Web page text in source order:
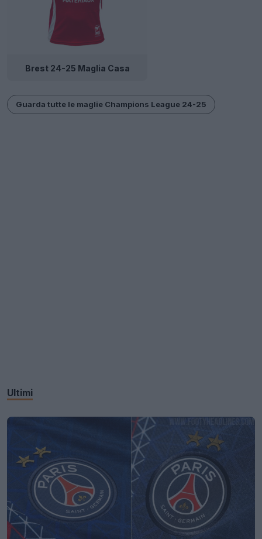
Brest 24-25 Maglia Casa
Guarda tutte le maglie Champions League 24-25
Ultimi